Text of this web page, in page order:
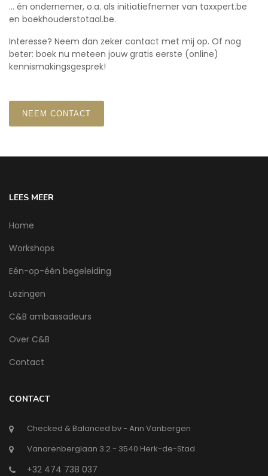
… én ondernemer, o.a. als initiatiefnemer van taxxpert.be
en boekhouderstotaal.be.
Interesse? Neem dan zeker contact met mij op. Of nog
beter: boek nu meteen jouw gratis eerste (online)
kennismakingsgesprek!
NEEM CONTACT
LEES MEER
Home
Workshops
Eén-op-één begeleiding
Lezingen
C&B ambassadeurs
Over C&B
Contact
CONTACT
Checked & Balanced bv - Ann Vanbergen
Vanarenberglaan 3.2 - 3540 Herk-de-Stad
+32 474 738 037